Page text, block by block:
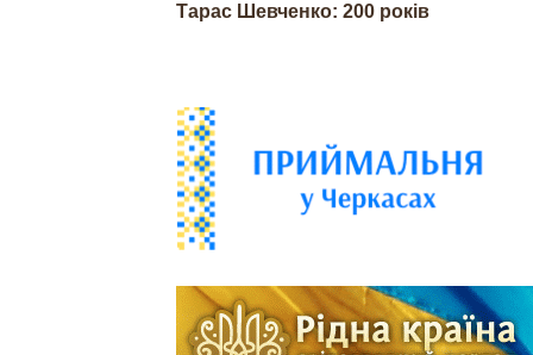
Тарас Шевченко: 200 років